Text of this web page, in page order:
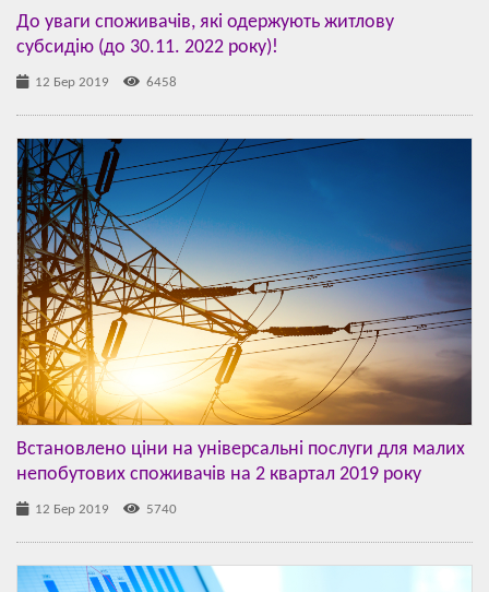
До уваги споживачів, які одержують житлову
субсидію (до 30.11. 2022 року)!
12 Бер 2019 6458
Встановлено ціни на універсальні послуги для малих
непобутових споживачів на 2 квартал 2019 року
12 Бер 2019 5740